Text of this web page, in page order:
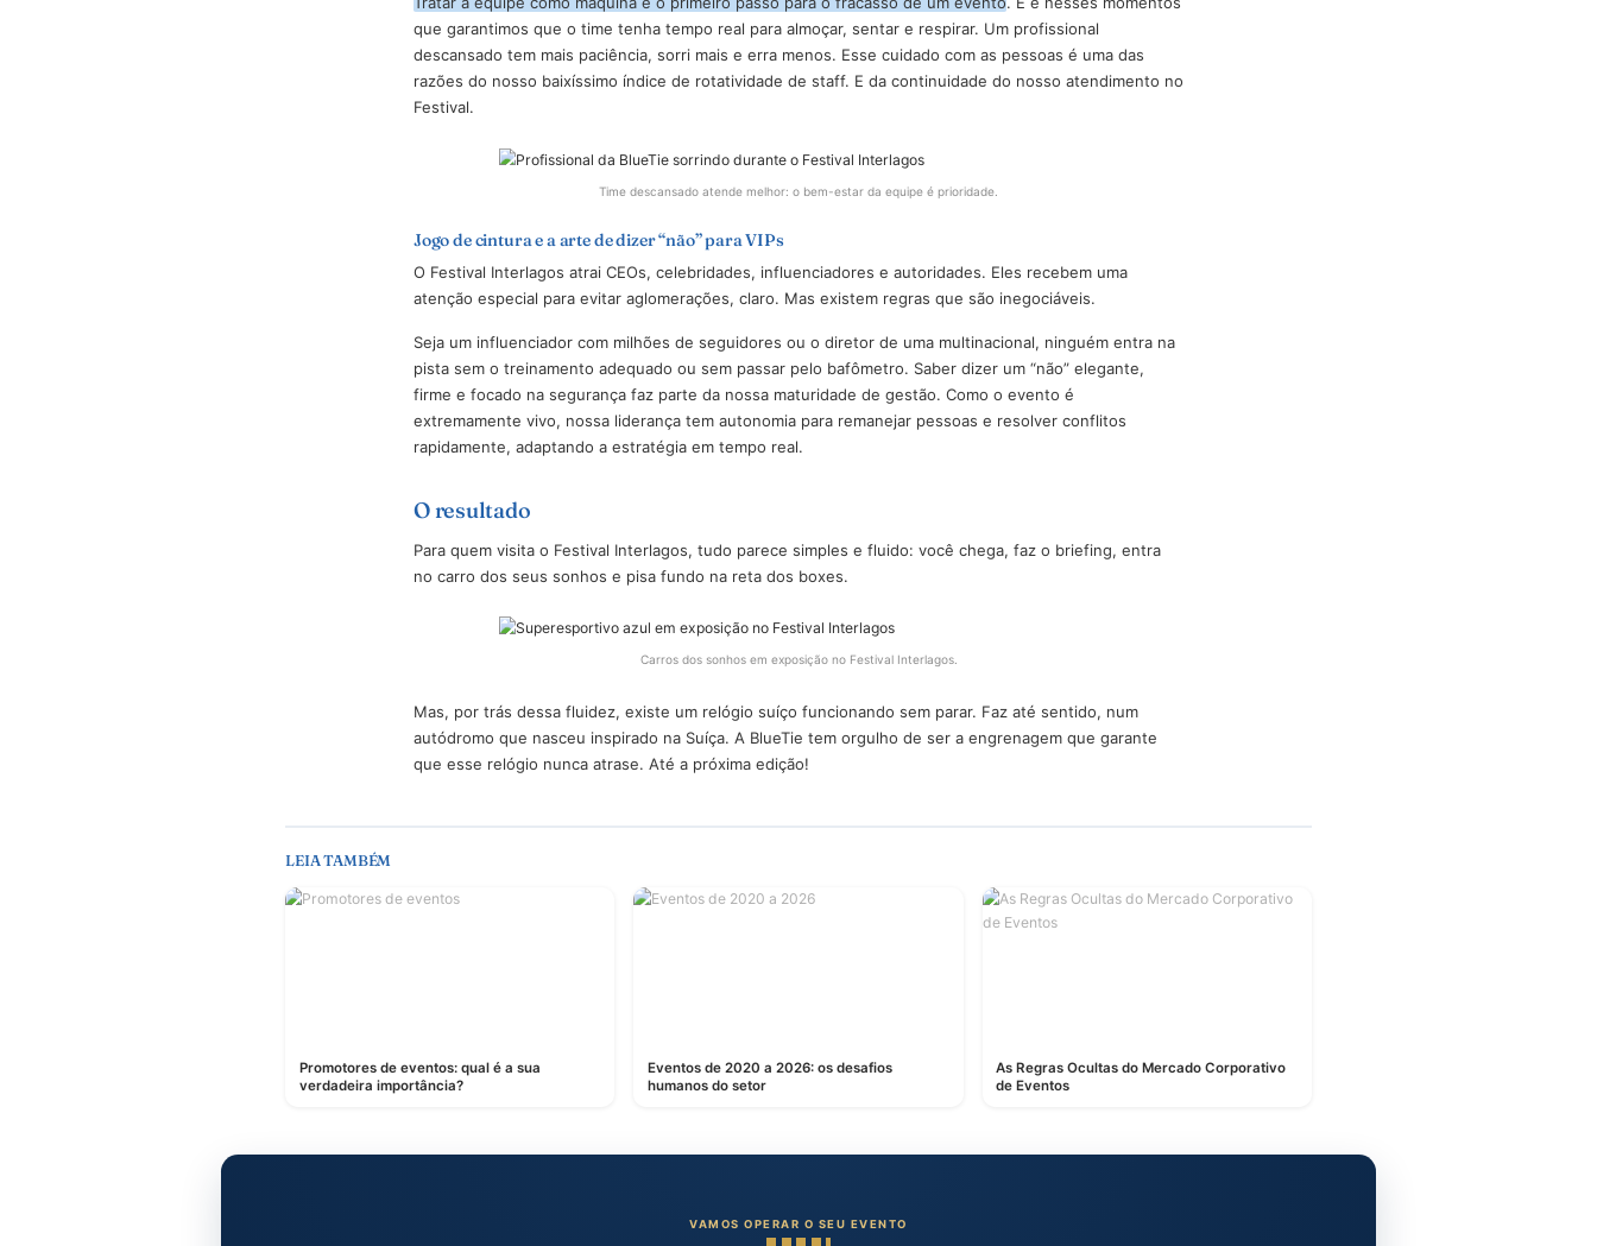
Mapeamos os horários de menor movimento em cada ponto e concentramos o revezamento de forma
estratégica. Além disso, contamos com uma equipe de profissionais volantes. Se um setor registra um
pico inesperado de público bem na hora do almoço, redirecionamos esses profissionais em segundos.
gente “se diverte” nesse momento.
poucas horas, as áreas abertas são imensas e as caminhadas são longas.
Tratar a equipe como máquina é o primeiro passo para o fracasso de um evento. E é nesses momentos
que garantimos que o time tenha tempo real para almoçar, sentar e respirar. Um profissional
descansado tem mais paciência, sorri mais e erra menos. Esse cuidado com as pessoas é uma das
razões do nosso baixíssimo índice de rotatividade de staff. E da continuidade do nosso atendimento no
Festival.
Time descansado atende melhor: o bem-estar da equipe é prioridade.
O Festival Interlagos atrai CEOs, celebridades, influenciadores e autoridades. Eles recebem uma
atenção especial para evitar aglomerações, claro. Mas existem regras que são inegociáveis.
Seja um influenciador com milhões de seguidores ou o diretor de uma multinacional, ninguém entra na
pista sem o treinamento adequado ou sem passar pelo bafômetro. Saber dizer um “não” elegante,
firme e focado na segurança faz parte da nossa maturidade de gestão. Como o evento é
O resultado
Carros dos sonhos em exposição no Festival Interlagos.
autódromo que nasceu inspirado na Suíça. A BlueTie tem orgulho de ser a engrenagem que garante